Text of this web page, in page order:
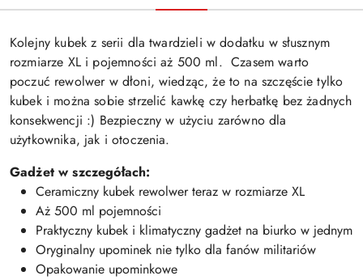
Kolejny kubek z serii dla twardzieli w dodatku w słusznym
rozmiarze XL i pojemności aż 500 ml. Czasem warto
poczuć rewolwer w dłoni, wiedząc, że to na szczęście tylko
kubek i można sobie strzelić kawkę czy herbatkę bez żadnych
konsekwencji :) Bezpieczny w użyciu zarówno dla
użytkownika, jak i otoczenia.
Gadżet w szczegółach:
Ceramiczny kubek rewolwer teraz w rozmiarze XL
Aż 500 ml pojemności
Praktyczny kubek i klimatyczny gadżet na biurko w jednym
Oryginalny upominek nie tylko dla fanów militariów
Opakowanie upominkowe